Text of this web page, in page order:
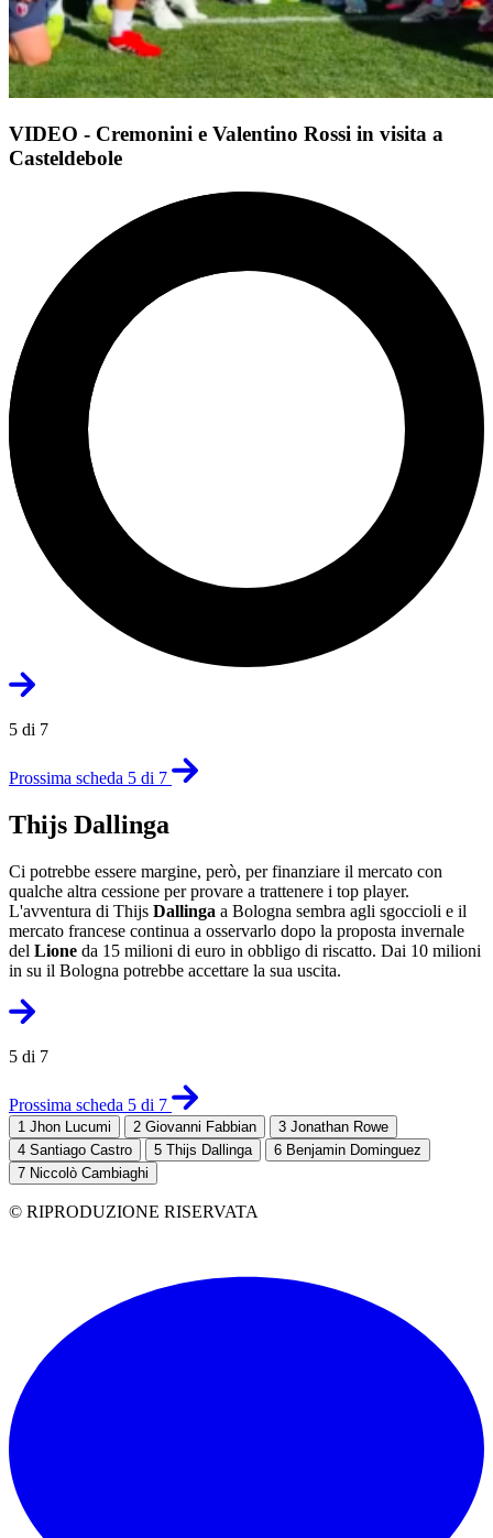
VIDEO - Cremonini e Valentino Rossi in visita a
Casteldebole
5 di 7
Prossima scheda 5 di 7
Thijs Dallinga
Ci potrebbe essere margine, però, per finanziare il mercato con
qualche altra cessione per provare a trattenere i top player.
L'avventura di Thijs Dallinga a Bologna sembra agli sgoccioli e il
mercato francese continua a osservarlo dopo la proposta invernale
del Lione da 15 milioni di euro in obbligo di riscatto. Dai 10 milioni
in su il Bologna potrebbe accettare la sua uscita.
5 di 7
Prossima scheda 5 di 7
1 Jhon Lucumi 2 Giovanni Fabbian 3 Jonathan Rowe
4 Santiago Castro 5 Thijs Dallinga 6 Benjamin Dominguez
7 Niccolò Cambiaghi
© RIPRODUZIONE RISERVATA